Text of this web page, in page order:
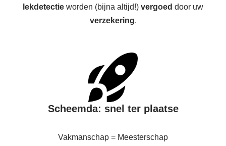
lekdetectie worden (bijna altijd!) vergoed door uw
verzekering.
Scheemda: snel ter plaatse
Vakmanschap = Meesterschap